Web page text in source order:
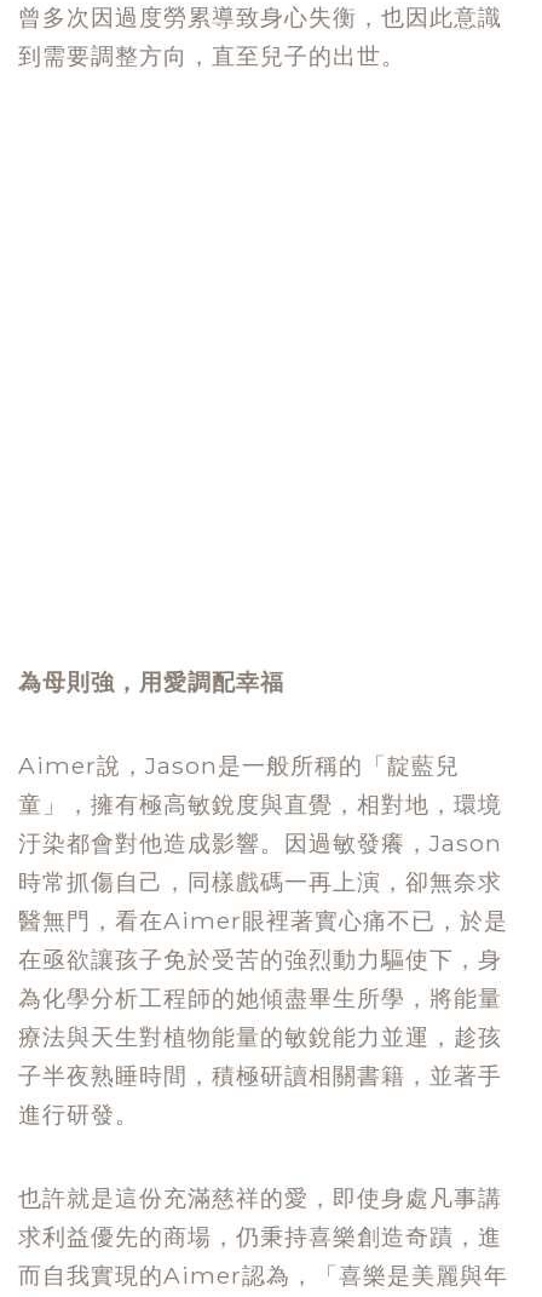
曾多次因過度勞累導致身心失衡，也因此意識
到需要調整方向，直至兒子的出世。
為母則強，用愛調配幸福
Aimer說，Jason是一般所稱的「靛藍兒
童」，擁有極高敏銳度與直覺，相對地，環境
汙染都會對他造成影響。因過敏發癢，Jason
時常抓傷自己，同樣戲碼一再上演，卻無奈求
醫無門，看在Aimer眼裡著實心痛不已，於是
在亟欲讓孩子免於受苦的強烈動力驅使下，身
為化學分析工程師的她傾盡畢生所學，將能量
療法與天生對植物能量的敏銳能力並運，趁孩
子半夜熟睡時間，積極研讀相關書籍，並著手
進行研發。
也許就是這份充滿慈祥的愛，即使身處凡事講
求利益優先的商場，仍秉持喜樂創造奇蹟，進
而自我實現的Aimer認為，「喜樂是美麗與年